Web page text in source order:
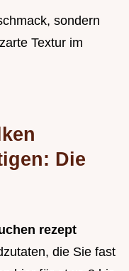
sondern
Textur im
Die
rezept
die Sie fast